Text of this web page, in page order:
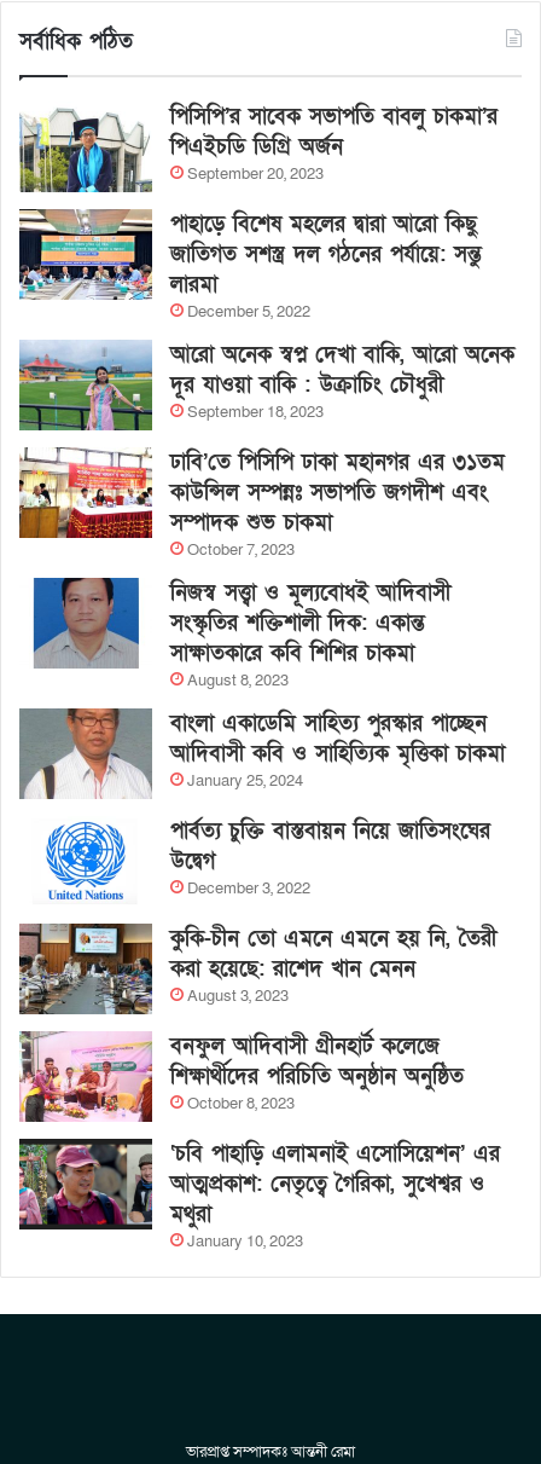
সর্বাধিক পঠিত
পিসিপি’র সাবেক সভাপতি বাবলু চাকমা’র
পিএইচডি ডিগ্রি অর্জন
September 20, 2023
পাহাড়ে বিশেষ মহলের দ্বারা আরো কিছু
জাতিগত সশস্ত্র দল গঠনের পর্যায়ে: সন্তু
লারমা
December 5, 2022
আরো অনেক স্বপ্ন দেখা বাকি, আরো অনেক
দূর যাওয়া বাকি : উক্রাচিং চৌধুরী
September 18, 2023
ঢাবি’তে পিসিপি ঢাকা মহানগর এর ৩১তম
কাউন্সিল সম্পন্নঃ সভাপতি জগদীশ এবং
সম্পাদক শুভ চাকমা
October 7, 2023
নিজস্ব সত্ত্বা ও মূল্যবোধই আদিবাসী
সংস্কৃতির শক্তিশালী দিক: একান্ত
সাক্ষাতকারে কবি শিশির চাকমা
August 8, 2023
বাংলা একাডেমি সাহিত্য পুরস্কার পাচ্ছেন
আদিবাসী কবি ও সাহিত্যিক মৃত্তিকা চাকমা
January 25, 2024
পার্বত্য চুক্তি বাস্তবায়ন নিয়ে জাতিসংঘের
উদ্বেগ
December 3, 2022
কুকি-চীন তো এমনে এমনে হয় নি, তৈরী
করা হয়েছে: রাশেদ খান মেনন
August 3, 2023
বনফুল আদিবাসী গ্রীনহার্ট কলেজে
শিক্ষার্থীদের পরিচিতি অনুষ্ঠান অনুষ্ঠিত
October 8, 2023
‘চবি পাহাড়ি এলামনাই এসোসিয়েশন’ এর
আত্মপ্রকাশ: নেতৃত্বে গৈরিকা, সুখেশ্বর ও
মথুরা
January 10, 2023
ভারপ্রাপ্ত সম্পাদকঃ আন্তনী রেমা